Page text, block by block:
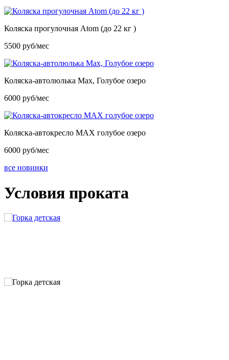
Коляска прогулочная Atom (до 22 кг )
5500 руб/мес
Коляска-автолюлька Max, Голубое озеро
6000 руб/мес
Коляска-автокресло MAX голубое озеро
6000 руб/мес
все новинки
Условия проката